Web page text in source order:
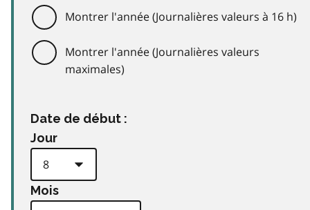
Montrer l'année (Journalières valeurs à 16 h)
Montrer l'année (Journalières valeurs
maximales)
Date de début :
Jour
Mois